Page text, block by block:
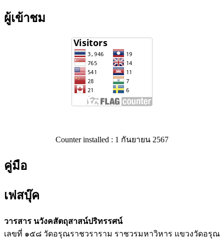
ผู้เข้าชม
Counter installed : 1 กันยายน 2567
คู่มือ
เฟสบุ๊ค
วารสาร นวังคสัตถุสาสน์ปริทรรศน์
เลขที่ ๑๕๘ วัดอรุณราชวราราม ราชวรมหาวิหาร แขวงวัดอรุณ